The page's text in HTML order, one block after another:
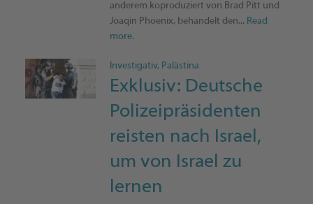
anderem koproduziert von Brad Pitt und
Joaqin Phoenix, behandelt den... Read
more.
Investigativ, Palästina
Exklusiv: Deutsche
Polizeipräsidenten
reisten nach Israel,
um von Israel zu
lernen